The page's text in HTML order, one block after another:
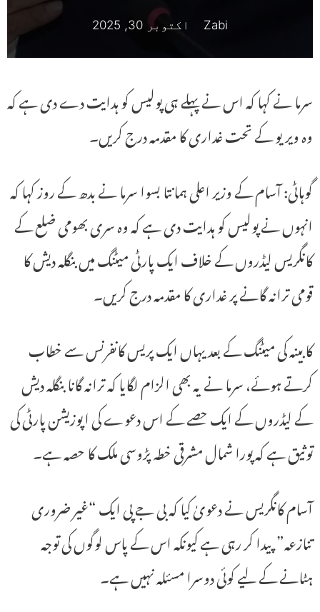
Zabi اکتوبر 30, 2025
سرما نے کہا کہ اس نے پہلے ہی پولیس کو ہدایت دے دی ہے کہ
وہ ویریو کے تحت غداری کا مقدمہ درج کریں۔
گوہاٹی: آسام کے وزیر اعلی ہمانتا بسوا سرما نے بدھ کے روز کہا کہ
انہوں نے پولیس کو ہدایت دی ہے کہ وہ سری بھومی ضلع کے
کانگریس لیڈروں کے خلاف ایک پارٹی میٹنگ میں بنگلہ دیش کا
قومی ترانہ گانے پر غداری کا مقدمہ درج کریں۔
کابینہ کی میٹنگ کے بعد یہاں ایک پریس کانفرنس سے خطاب
کرتے ہوئے، سرما نے یہ بھی الزام لگایا کہ ترانہ گانا بنگلہ دیش
کے لیڈروں کے ایک حصے کے اس دعوے کی اپوزیشن پارٹی کی
توثیق ہے کہ پورا شمال مشرقی خطہ پڑوسی ملک کا حصہ ہے۔
آسام کانگریس نے دعویٰ کیا کہ بی جے پی ایک “غیر ضروری
تنازعہ” پیدا کر رہی ہے کیونکہ اس کے پاس لوگوں کی توجہ
ہٹانے کے لیے کوئی دوسرا مسئلہ نہیں ہے۔